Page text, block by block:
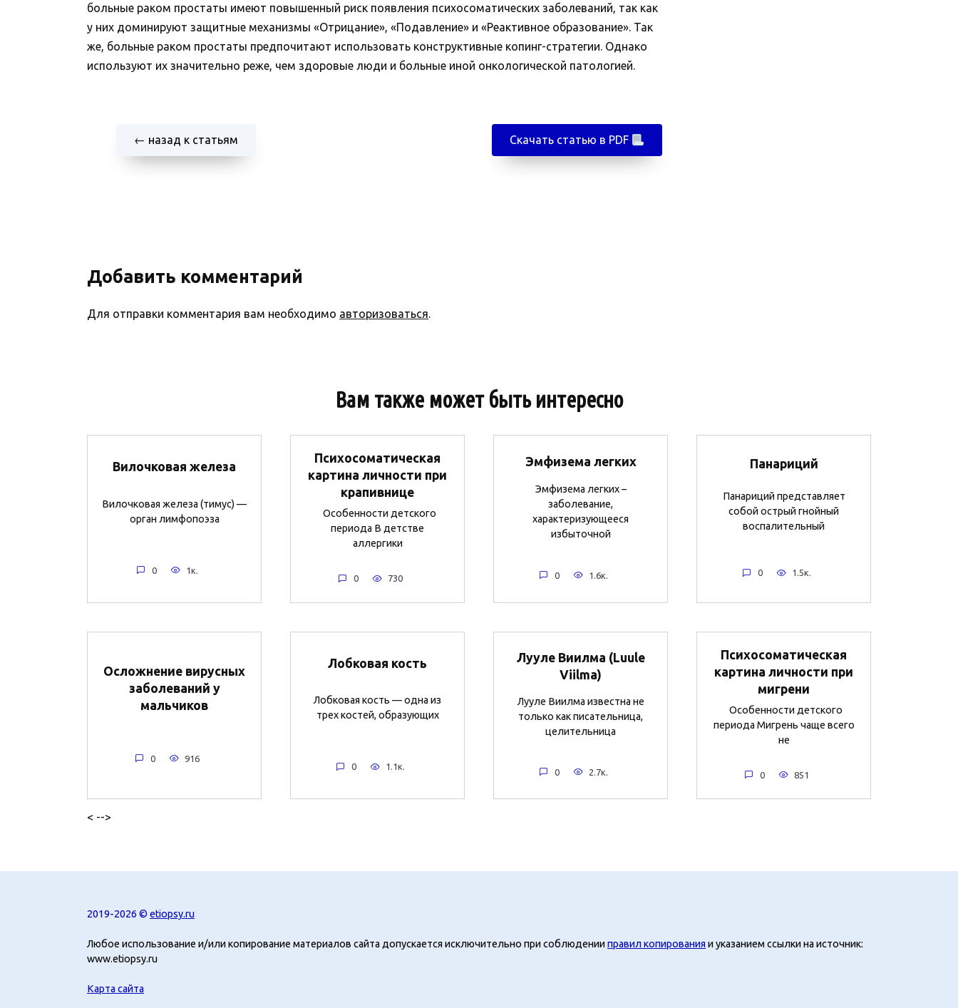
больные раком простаты имеют повышенный риск появления психосоматических заболеваний, так как
у них доминируют защитные механизмы «Отрицание», «Подавление» и «Реактивное образование». Так
же, больные раком простаты предпочитают использовать конструктивные копинг-стратегии. Однако
используют их значительно реже, чем здоровые люди и больные иной онкологической патологией.
← назад к статьям Скачать статью в PDF
Добавить комментарий
Для отправки комментария вам необходимо авторизоваться.
Вам также может быть интересно
Вилочковая железа
Вилочковая железа (тимус) —
орган лимфопоэза
0 1к.
Психосоматическая
картина личности при
крапивнице
Особенности детского
периода В детстве
аллергики
0 730
Эмфизема легких
Эмфизема легких –
заболевание,
характеризующееся
избыточной
0 1.6к.
Панариций
Панариций представляет
собой острый гнойный
воспалительный
0 1.5к.
Осложнение вирусных
заболеваний у
мальчиков
0 916
Лобковая кость
Лобковая кость — одна из
трех костей, образующих
0 1.1к.
Лууле Виилма (Luule
Viilma)
Лууле Виилма известна не
только как писательница,
целительница
0 2.7к.
Психосоматическая
картина личности при
мигрени
Особенности детского
периода Мигрень чаще всего
не
0 851
< -->
2019-2026 © etiopsy.ru
Любое использование и/или копирование материалов сайта допускается исключительно при соблюденииправил копирования и указанием ссылки на источник:
www.etiopsy.ru
Карта сайта